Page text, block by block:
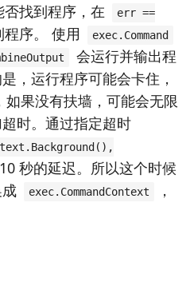
否找到程序，在
err ==
序。 使用 exec.Command
会运行并输出程
，运行程序可能会卡住，
果没有扶墙，可能会无限
时。通过指定超时
秒的延迟。所以这个时候
exec.CommandContext
，